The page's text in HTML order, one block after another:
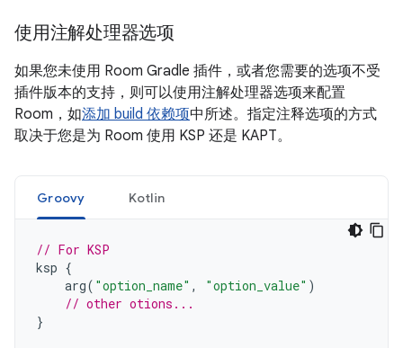
使用注解处理器选项
如果您未使用 Room Gradle 插件，或者您需要的选项不受
插件版本的支持，则可以使用注解处理器选项来配置
Room，如添加 build 依赖项中所述。指定注释选项的方式
取决于您是为 Room 使用 KSP 还是 KAPT。
Groovy Kotlin
// For KSP
ksp {
arg( "option_name" , "option_value" )
// other otions...
}